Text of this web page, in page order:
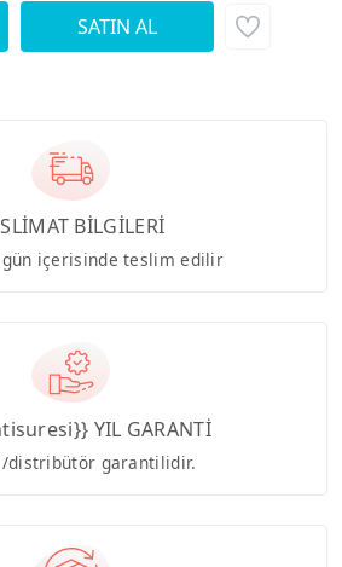
BİLGİLERİ
gün içerisinde teslim edilir
YIL GARANTİ
distribütör garantilidir.